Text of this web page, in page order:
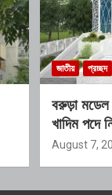
জাতীয় প্রচ্ছদ
বরুড়া মডেল
খাদিম পদে
শেষ সময়
August 7,